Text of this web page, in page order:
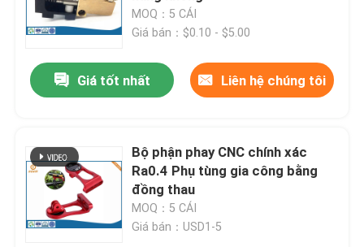
MOQ：5 CÁI
Giá bán：$0.10 - $5.00
Giá tốt nhất Liên hệ chúng tôi
Bộ phận phay CNC chính xác
Ra0.4 Phụ tùng gia công bằng
đồng thau
MOQ：5 CÁI
Giá bán：USD1-5